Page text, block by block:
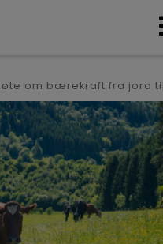
AKTUELT
NETTVERK
MEDLEMMER
OM OSS
om bærekraft fra jord